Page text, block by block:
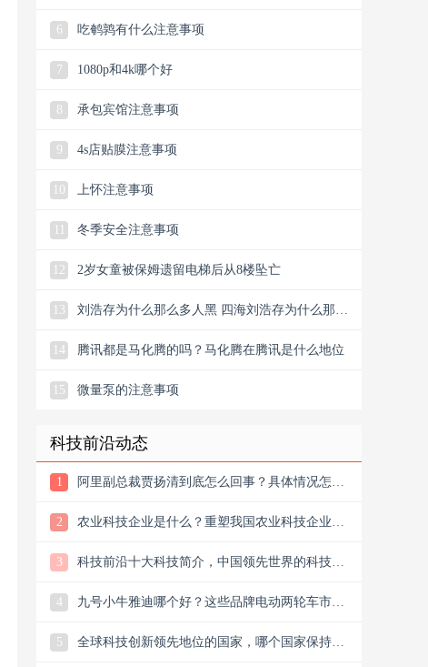
6 吃鹌鹑有什么注意事项
7 1080p和4k哪个好
8 承包宾馆注意事项
9 4s店贴膜注意事项
10 上怀注意事项
冬季安全注意事项
12 2岁女童被保姆遗留电梯后从8楼坠亡
13
刘浩存为什么那么多人黑 四海刘浩存为什么那么
14
腾讯都是马化腾的吗？马化腾在腾讯是什么地位
15 微量泵的注意事项
科技前沿动态
1
阿里副总裁贾扬清到底怎么回事？具体情况怎么
2
农业科技企业是什么？重塑我国农业科技企业版
3
科技前沿十大科技简介，中国领先世界的科技创
4
九号小牛雅迪哪个好？这些品牌电动两轮车市场
5
全球科技创新领先地位的国家，哪个国家保持科